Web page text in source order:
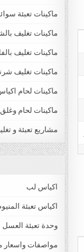
ماكينات تعبئة
ماكينات تغليف
ماكينات تغليف
ماكينات تغليف
ماكينات لحام
ماكينات لحام
مشاريع تعبئة و
اكياس لب
اكياس تعبئة
وحدة تعبئة العسل
مواصفات واسعار